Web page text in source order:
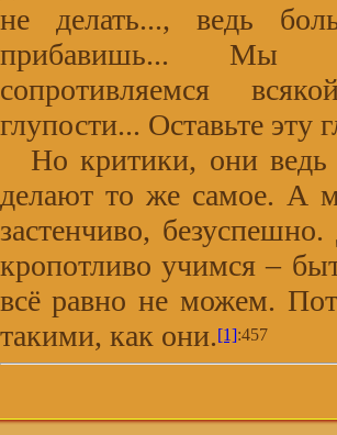
не делать..., ведь
прибавишь... Мы
сопротивляемся
глупости... Оставьте эту
Но критики, они ведь
делают то же самое. А
застенчиво,
кропотливо учимся –
всё равно не можем.
такими, как они.[1]:457